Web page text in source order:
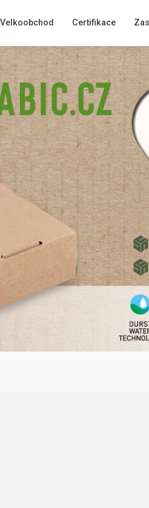
Velkoobchod Certifikace